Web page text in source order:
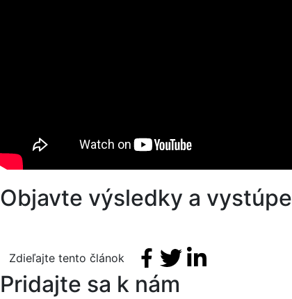
Objavte výsledky a
Zdieľajte tento článok Facebook share
TweetLinkedin share
Pridajte sa k nám